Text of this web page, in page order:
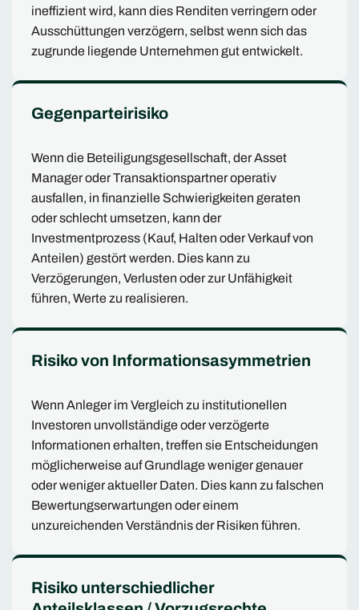
ineffizient wird, kann dies Renditen verringern oder
Ausschüttungen verzögern, selbst wenn sich das
zugrunde liegende Unternehmen gut entwickelt.
Gegenparteirisiko
Wenn die Beteiligungsgesellschaft, der Asset
Manager oder Transaktionspartner operativ
ausfallen, in finanzielle Schwierigkeiten geraten
oder schlecht umsetzen, kann der
Investmentprozess (Kauf, Halten oder Verkauf von
Anteilen) gestört werden. Dies kann zu
Verzögerungen, Verlusten oder zur Unfähigkeit
führen, Werte zu realisieren.
Risiko von Informationsasymmetrien
Wenn Anleger im Vergleich zu institutionellen
Investoren unvollständige oder verzögerte
Informationen erhalten, treffen sie Entscheidungen
möglicherweise auf Grundlage weniger genauer
oder weniger aktueller Daten. Dies kann zu falschen
Bewertungserwartungen oder einem
unzureichenden Verständnis der Risiken führen.
Risiko unterschiedlicher